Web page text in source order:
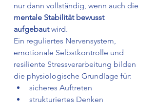
nur dann vollständig, wenn auch die
mentale Stabilität bewusst
aufgebaut wird.
Ein reguliertes Nervensystem,
emotionale Selbstkontrolle und
resiliente Stressverarbeitung bilden
die physiologische Grundlage für:
sicheres Auftreten
strukturiertes Denken